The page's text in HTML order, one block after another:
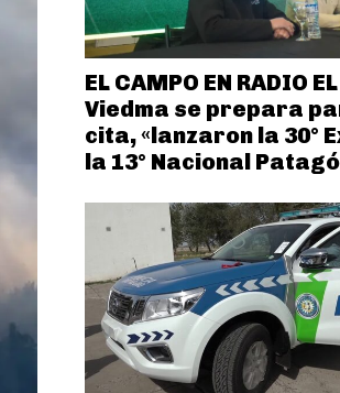
EL CAMPO EN RADIO
Viedma se prepara
cita, «lanzaron la 30°
la 13° Nacional